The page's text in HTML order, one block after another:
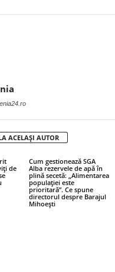
ACELAȘI AUTOR
de
Cum gestionează SGA
Alba rezervele de apă în
plină secetă: „Alimentarea
populației este
prioritară”. Ce spune
directorul despre Barajul
Mihoești